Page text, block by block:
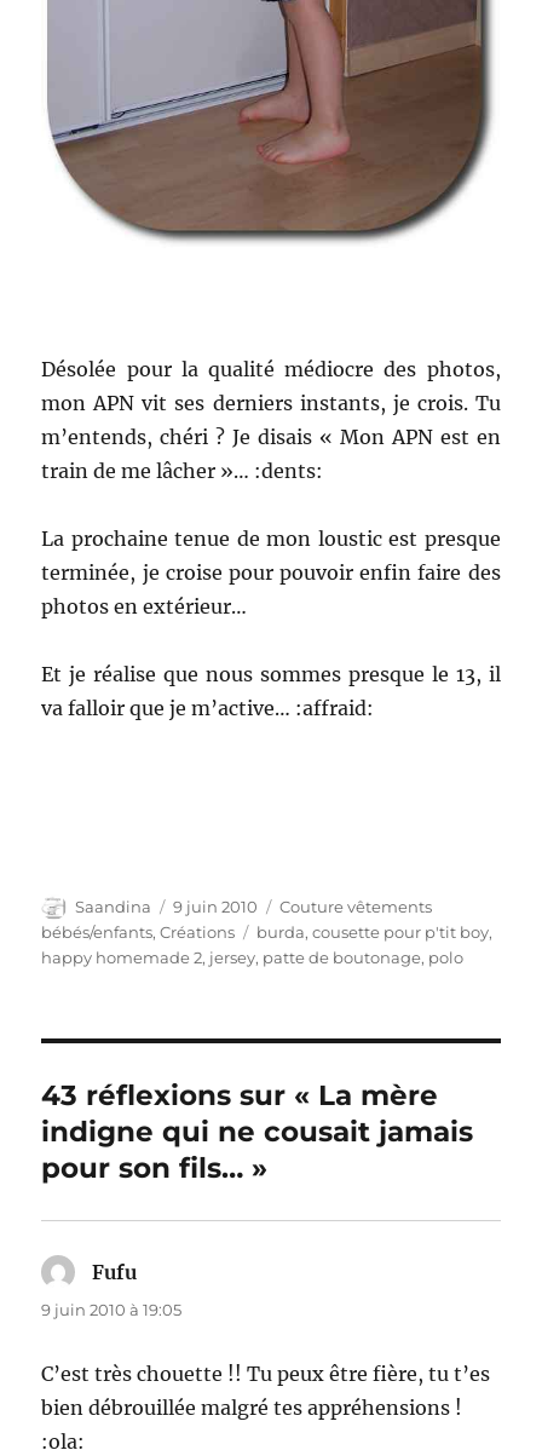
Désolée pour la qualité médiocre des photos,
mon APN vit ses derniers instants, je crois. Tu
m’entends, chéri ? Je disais « Mon APN est en
train de me lâcher »… :dents:
La prochaine tenue de mon loustic est presque
terminée, je croise pour pouvoir enfin faire des
photos en extérieur…
Et je réalise que nous sommes presque le 13, il
va falloir que je m’active… :affraid:
Auteur
Saandina
Publié
le
9 juin 2010 Catégories
Couture vêtements
bébés/enfants,Créations Étiquettes
burda,cousette pour p'tit boy,
happy homemade 2, jersey, patte de boutonage, polo
43 réflexions sur « La mère
indigne qui ne cousait jamais
pour son fils… »
Fufu
9 juin 2010 à 19:05
C’est très chouette !! Tu peux être fière, tu t’es
bien débrouillée malgré tes appréhensions !
:ola: